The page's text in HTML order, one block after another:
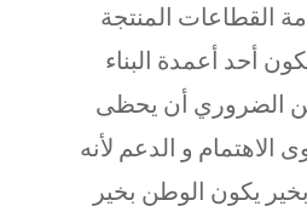
القطاعات المنتجة
أحد أعمدة البناء
من الضروري أن يحظى
الاهتمام و الدعم لأنه
يكون الوطن بخير